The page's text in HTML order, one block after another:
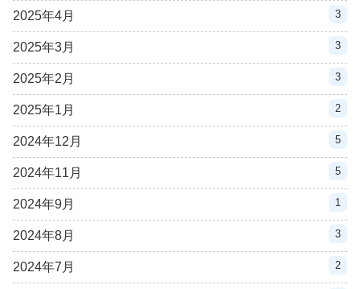
2025年4月 3
2025年3月 3
2025年2月 3
2025年1月 2
2024年12月 5
2024年11月 5
2024年9月 1
2024年8月 3
2024年7月 2